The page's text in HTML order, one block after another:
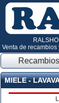
Venta de recambios
MIELE -